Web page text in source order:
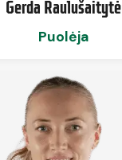
Gerda Raulušaitytė
Puolėja